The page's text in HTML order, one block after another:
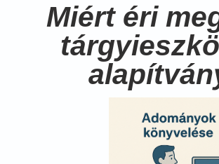
Miért éri